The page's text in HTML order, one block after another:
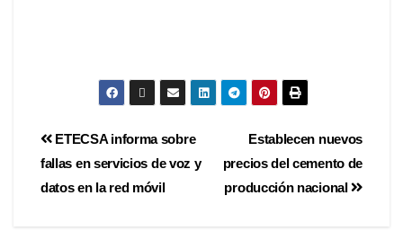
Establecen nuevos
precios del cemento de
producción nacional
ETECSA informa sobre
fallas en servicios de voz y
datos en la red móvil